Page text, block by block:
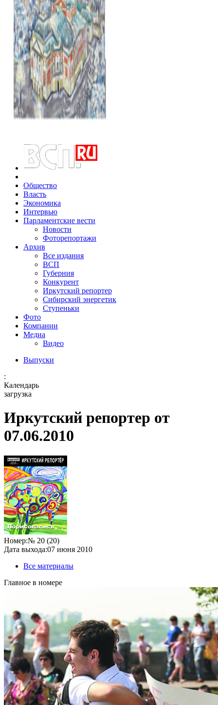
Общество
Власть
Экономика
Интервью
Парламентские вести
Новости
Фоторепортажи
Архив
Все издания
ВСП
Губерния
Конкурент
Иркутский репортер
Сибирский энергетик
Ступеньки
Фото
Компании
Медиа
Видео
Выпуски
:
Календарь
загрузка
Иркутский репортер от
07.06.2010
Номер:№ 20 (20)
Дата выхода:07 июня 2010
Все материалы
Главное в номере